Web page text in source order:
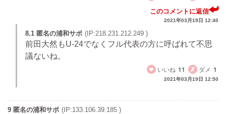
このコメントに返信
2021年03月19日 12:40
8.1 匿名の浦和サポ (IP:218.231.212.249 )
前田大然もU-24でなくフル代表の方に呼ばれて不思
議ないね。
いいね 11 ダメ 1
2021年03月19日 12:50
9 匿名の浦和サポ (IP:133.106.39.185 )